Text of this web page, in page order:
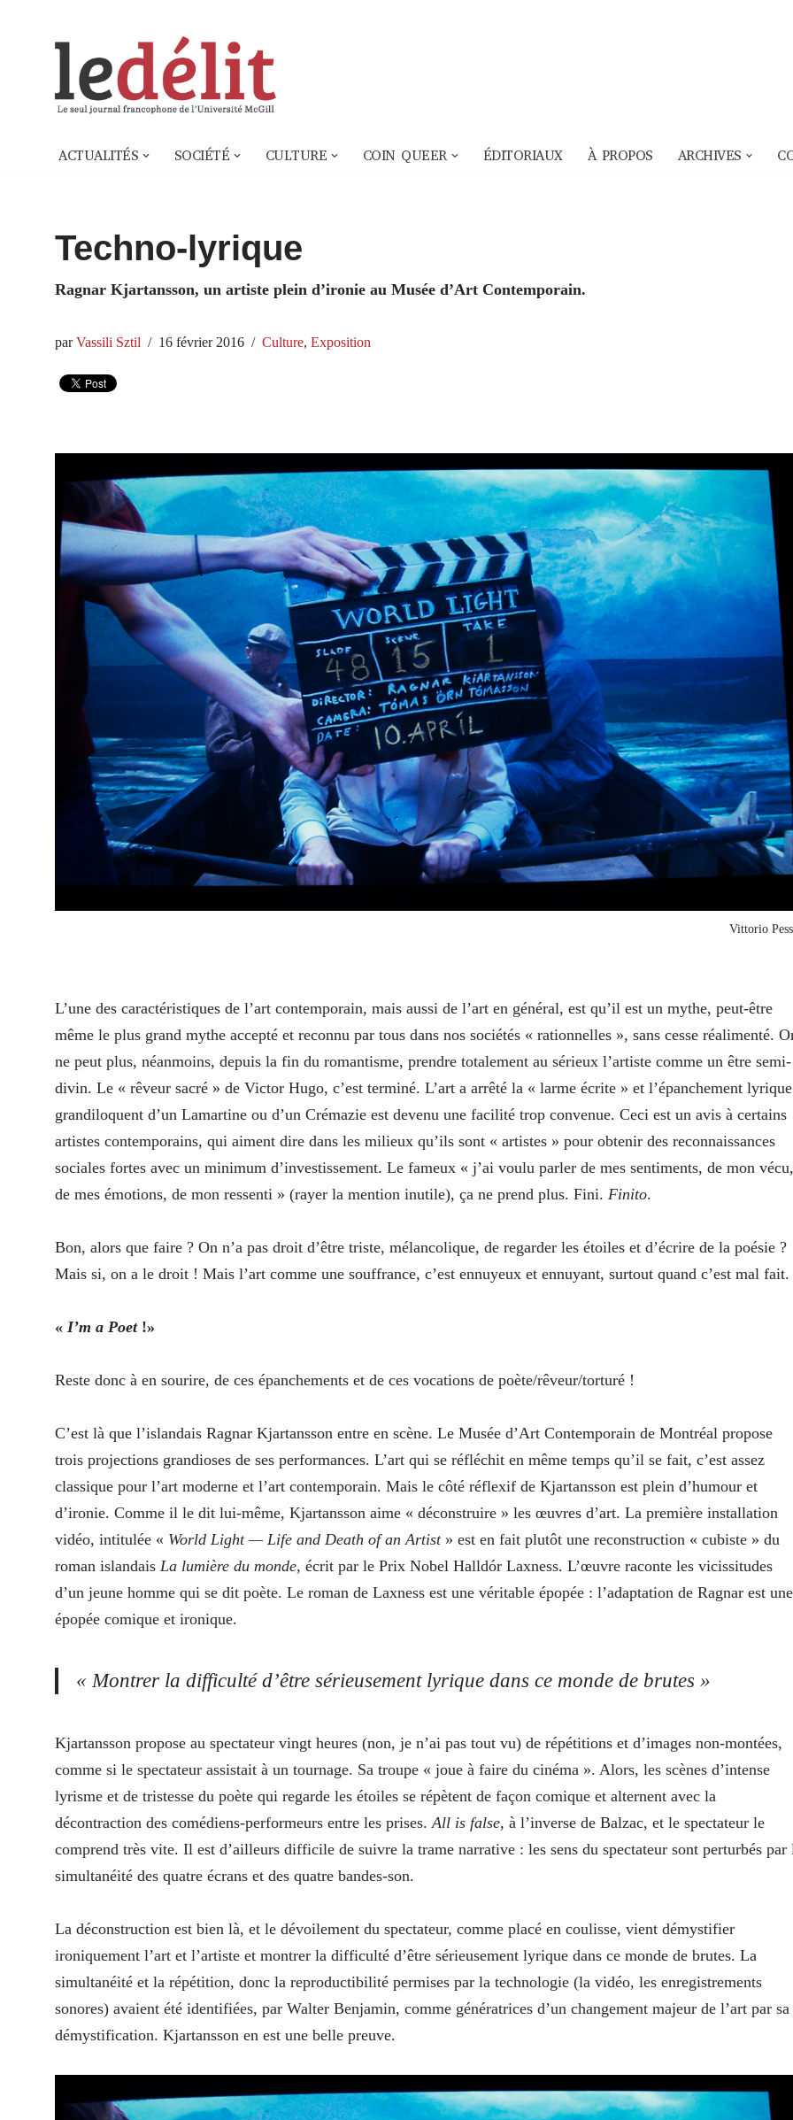
ACTUALITÉS SOCIÉTÉ CULTURE COIN QUEER ÉDITORIAUX À PROPOS ARCHIVES
Techno-lyrique
Ragnar Kjartansson, un artiste plein d’ironie au Musée d’Art Contemporain.
parVassili Sztil 16 février 2016 Culture, Exposition
Vittorio
L’une des caractéristiques de l’art contemporain, mais aussi de l’art en général, est qu’il est un mythe, peut-être
même le plus grand mythe accepté et reconnu par tous dans nos sociétés « rationnelles », sans cesse réalimenté.
ne peut plus, néanmoins, depuis la fin du romantisme, prendre totalement au sérieux l’artiste comme un être semi-
divin. Le « rêveur sacré » de Victor Hugo, c’est terminé. L’art a arrêté la « larme écrite » et l’épanchement lyrique
grandiloquent d’un Lamartine ou d’un Crémazie est devenu une facilité trop convenue. Ceci est un avis à certains
artistes contemporains, qui aiment dire dans les milieux qu’ils sont « artistes » pour obtenir des reconnaissances
sociales fortes avec un minimum d’investissement. Le fameux « j’ai voulu parler de mes sentiments, de mon vécu,
de mes émotions, de mon ressenti » (rayer la mention inutile), ça ne prend plus. Fini. Finito.
Bon, alors que faire ? On n’a pas droit d’être triste, mélancolique, de regarder les étoiles et d’écrire de la poésie ?
Mais si, on a le droit ! Mais l’art comme une souffrance, c’est ennuyeux et ennuyant, surtout quand c’est mal fait.
« I’m a Poet !»
Reste donc à en sourire, de ces épanchements et de ces vocations de poète/rêveur/torturé !
C’est là que l’islandais Ragnar Kjartansson entre en scène. Le Musée d’Art Contemporain de Montréal propose
trois projections grandioses de ses performances. L’art qui se réfléchit en même temps qu’il se fait, c’est assez
classique pour l’art moderne et l’art contemporain. Mais le côté réflexif de Kjartansson est plein d’humour et
d’ironie. Comme il le dit lui-même, Kjartansson aime « déconstruire » les œuvres d’art. La première installation
vidéo, intitulée « World Light — Life and Death of an Artist» est en fait plutôt une reconstruction « cubiste » du
roman islandais La lumière du monde, écrit par le Prix Nobel Halldór Laxness. L’œuvre raconte les vicissitudes
d’un jeune homme qui se dit poète. Le roman de Laxness est une véritable épopée : l’adaptation de Ragnar est une
épopée comique et ironique.
« Montrer la difficulté d’être sérieusement lyrique dans ce monde de brutes »
Kjartansson propose au spectateur vingt heures (non, je n’ai pas tout vu) de répétitions et d’images non-montées,
comme si le spectateur assistait à un tournage. Sa troupe « joue à faire du cinéma ». Alors, les scènes d’intense
lyrisme et de tristesse du poète qui regarde les étoiles se répètent de façon comique et alternent avec la
décontraction des comédiens-performeurs entre les prises. All is false, à l’inverse de Balzac, et le spectateur le
comprend très vite. Il est d’ailleurs difficile de suivre la trame narrative : les sens du spectateur sont perturbés par
simultanéité des quatre écrans et des quatre bandes-son.
La déconstruction est bien là, et le dévoilement du spectateur, comme placé en coulisse, vient démystifier
ironiquement l’art et l’artiste et montrer la difficulté d’être sérieusement lyrique dans ce monde de brutes. La
simultanéité et la répétition, donc la reproductibilité permises par la technologie (la vidéo, les enregistrements
sonores) avaient été identifiées, par Walter Benjamin, comme génératrices d’un changement majeur de l’art par sa
démystification. Kjartansson en est une belle preuve.